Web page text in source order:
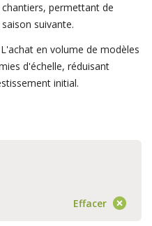
permettant de
suivante.
L'achat en volume de modèles
d'échelle, réduisant
initial.
Effacer